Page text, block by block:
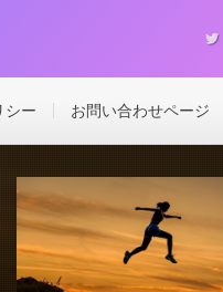
シー お問い合わせページ